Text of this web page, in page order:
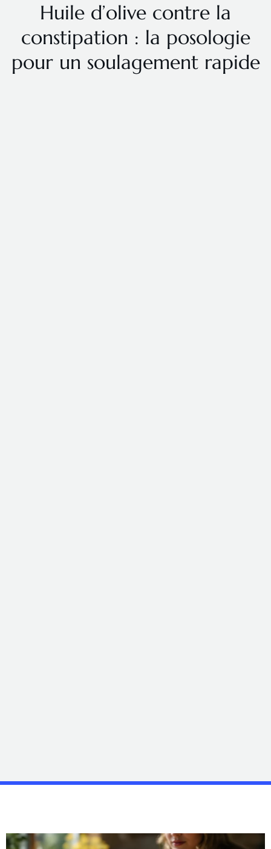
Huile d’olive contre la
constipation : la posologie
pour un soulagement rapide